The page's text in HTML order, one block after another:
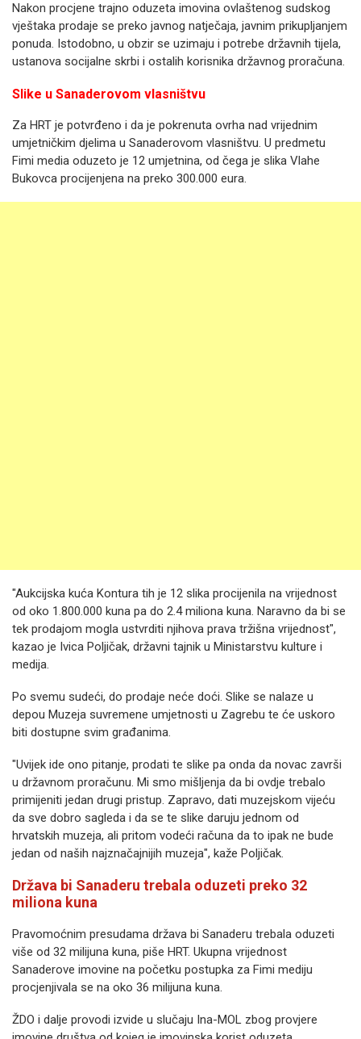
Nakon procjene trajno oduzeta imovina ovlaštenog sudskog
vještaka prodaje se preko javnog natječaja, javnim prikupljanjem
ponuda. Istodobno, u obzir se uzimaju i potrebe državnih tijela,
ustanova socijalne skrbi i ostalih korisnika državnog proračuna.
Slike u Sanaderovom vlasništvu
Za HRT je potvrđeno i da je pokrenuta ovrha nad vrijednim
umjetničkim djelima u Sanaderovom vlasništvu. U predmetu
Fimi media oduzeto je 12 umjetnina, od čega je slika Vlahe
Bukovca procijenjena na preko 300.000 eura.
"Aukcijska kuća Kontura tih je 12 slika procijenila na vrijednost
od oko 1.800.000 kuna pa do 2.4 miliona kuna. Naravno da bi se
tek prodajom mogla ustvrditi njihova prava tržišna vrijednost",
kazao je Ivica Poljičak, državni tajnik u Ministarstvu kulture i
medija.
Po svemu sudeći, do prodaje neće doći. Slike se nalaze u
depou Muzeja suvremene umjetnosti u Zagrebu te će uskoro
biti dostupne svim građanima.
"Uvijek ide ono pitanje, prodati te slike pa onda da novac završi
u državnom proračunu. Mi smo mišljenja da bi ovdje trebalo
primijeniti jedan drugi pristup. Zapravo, dati muzejskom vijeću
da sve dobro sagleda i da se te slike daruju jednom od
hrvatskih muzeja, ali pritom vodeći računa da to ipak ne bude
jedan od naših najznačajnijih muzeja", kaže Poljičak.
Država bi Sanaderu trebala oduzeti preko 32
miliona kuna
Pravomoćnim presudama država bi Sanaderu trebala oduzeti
više od 32 milijuna kuna, piše HRT. Ukupna vrijednost
Sanaderove imovine na početku postupka za Fimi mediju
procjenjivala se na oko 36 milijuna kuna.
ŽDO i dalje provodi izvide u slučaju Ina-MOL zbog provjere